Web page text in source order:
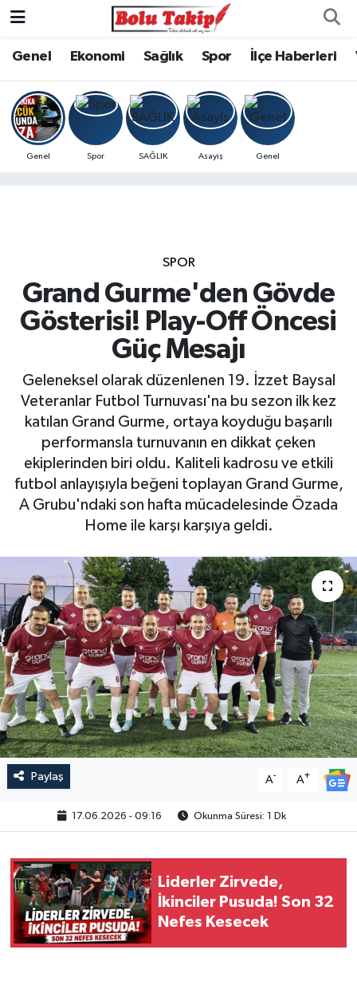
Genel Ekonomi Sağlık Spor İlçe Haberleri
Genel Spor SAĞLIK Asayiş Genel
SPOR
Grand Gurme'den Gövde
Gösterisi! Play-Off Öncesi
Güç Mesajı
Geleneksel olarak düzenlenen 19. İzzet Baysal
Veteranlar Futbol Turnuvası'na bu sezon ilk kez
katılan Grand Gurme, ortaya koyduğu başarılı
performansla turnuvanın en dikkat çeken
ekiplerinden biri oldu. Kaliteli kadrosu ve etkili
futbol anlayışıyla beğeni toplayan Grand Gurme,
A Grubu'ndaki son hafta mücadelesinde Özada
Home ile karşı karşıya geldi.
Paylaş A- A+
17.06.2026 - 09:16 Okunma Süresi: 1 Dk
Liderler Zirvede,
İkinciler Pusuda! Son 32
Nefes Kesecek